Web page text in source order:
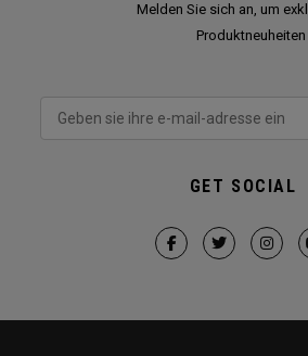
Melden Sie sich an, um
GET SOCIAL